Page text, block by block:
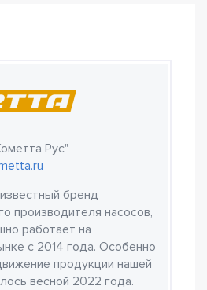
Рус"
бренд
производителя насосов,
работает на
с 2014 года. Особенно
продукции нашей
весной 2022 года.